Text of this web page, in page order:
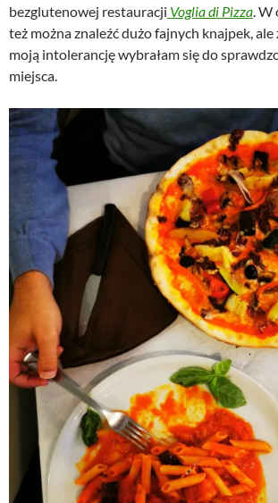
bezglutenowej restauracji Voglia di Pizza. W
też można znaleźć dużo fajnych knajpek, ale
moją intolerancję wybrałam się do
miejsca.